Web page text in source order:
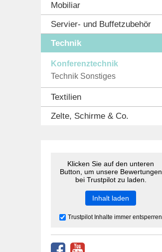
Mobiliar
Servier- und Buffetzubehör
Technik
Konferenztechnik
Technik Sonstiges
Textilien
Zelte, Schirme & Co.
Klicken Sie auf den unteren
Button, um unsere Bewertungen
bei Trustpilot zu laden.
Inhalt laden
Trustpilot Inhalte immer entsperren